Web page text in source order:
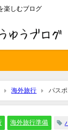
楽しむブログ
海外旅行 パス
海外旅行準備